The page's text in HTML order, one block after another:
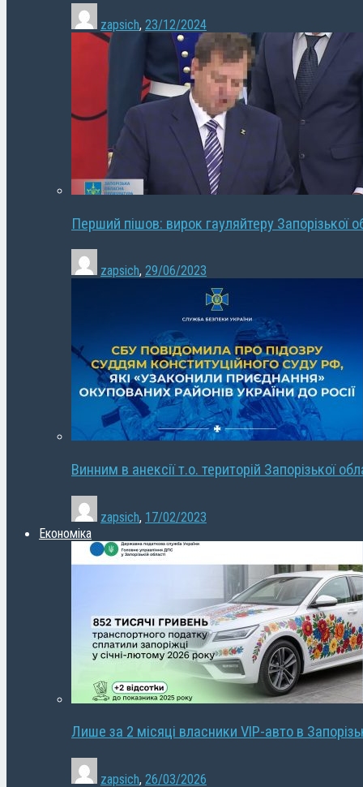
zapsich, 23/12/2024
Перший пішов: вирок гауляйтеру Запорізької
zapsich, 29/06/2023
Винним в анексії т.о. територій Запорізької
zapsich, 17/02/2023
Економіка
Лише за 2 місяці власники VIP-авто в
zapsich, 26/03/2026